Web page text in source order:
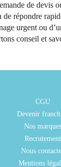
de devis
répondre
urgent ou
conseil et
CGU
Devenir
Nos marques
Recrutement
Nous
Mentions